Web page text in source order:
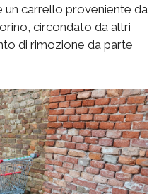
un carrello proveniente da
circondato da altri
di rimozione da parte